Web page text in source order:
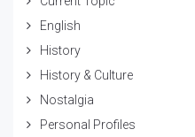
English
History
History & Culture
Nostalgia
Personal Profiles